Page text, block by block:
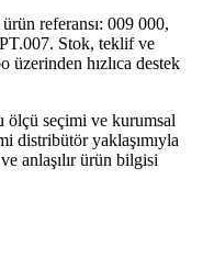
referansı: 009 000,
Stok, teklif ve
hızlıca destek
seçimi ve kurumsal
distribütör yaklaşımıyla
anlaşılır ürün bilgisi